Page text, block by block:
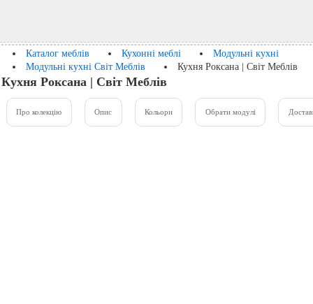
Каталог меблів Кухонні меблі
Модульні кухні
Модульні кухні Світ Меблів
Кухня Роксана | Світ Меблів
Кухня Роксана | Світ Меблів
Про колекцію Опис Кольори Обрати модулі